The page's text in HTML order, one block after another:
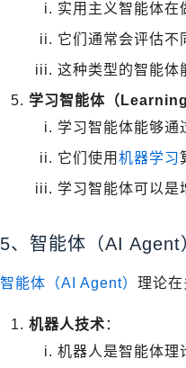
实用主义智能体在
它们通常会评估不
这种类型的智能体
学习智能体（
学习智能体能够通
它们使用 机器学习
学习智能体可以是
5、智能体（AI Agent
智能体（AI Agent） 理论
机器人技术 ：
机器人是智能体理